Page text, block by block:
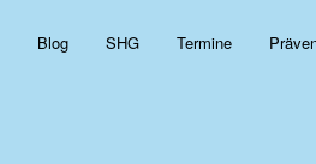
Blog SHG Termine